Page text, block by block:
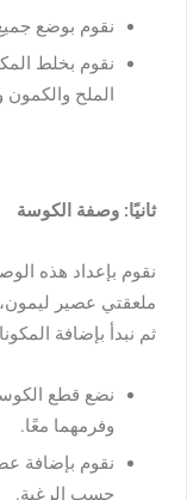
نقوم بوضع
نقوم بخلط
الملح
ثانيًا: وصفة الكوسة
نقوم بإعداد هذه
ملعقتي عصير
ثم نبدأ بإضافة
نضع قطع
وفرمهما معًا.
نقوم بإضافة
حسب الرغبة.